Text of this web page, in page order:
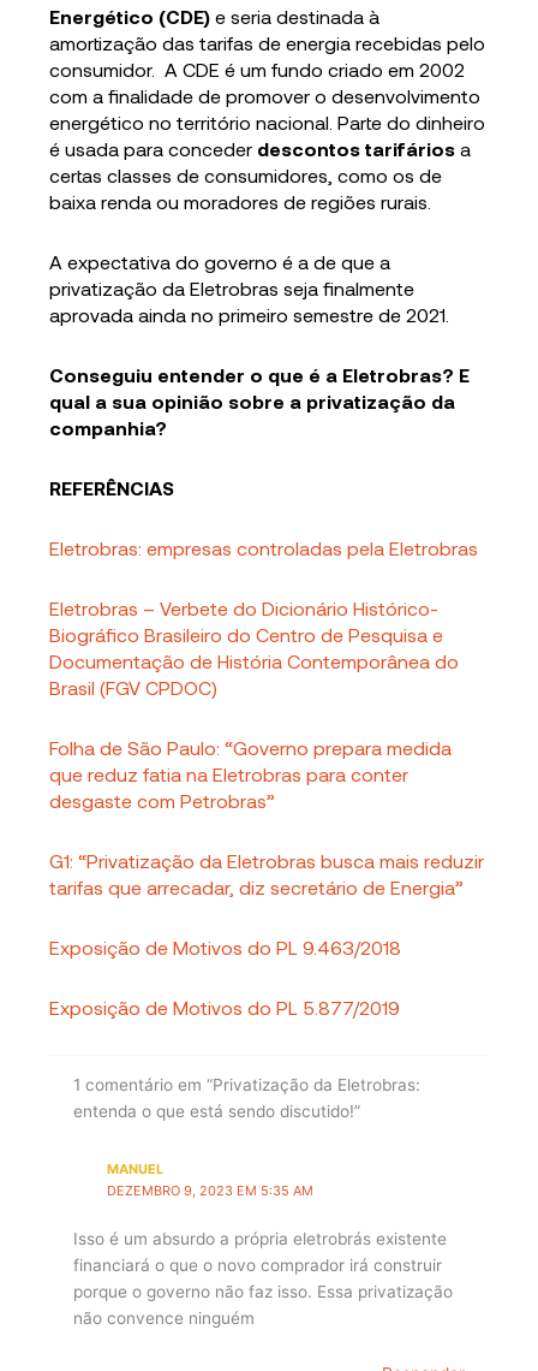
Energético (CDE) e seria destinada à
amortização das tarifas de energia recebidas pelo
consumidor. A CDE é um fundo criado em 2002
com a finalidade de promover o desenvolvimento
energético no território nacional. Parte do dinheiro
é usada para conceder descontos tarifários a
certas classes de consumidores, como os de
baixa renda ou moradores de regiões rurais.
A expectativa do governo é a de que a
privatização da Eletrobras seja finalmente
aprovada ainda no primeiro semestre de 2021.
Conseguiu entender o que é a Eletrobras? E
qual a sua opinião sobre a privatização da
companhia?
REFERÊNCIAS
Eletrobras: empresas controladas pela Eletrobras
Eletrobras – Verbete do Dicionário Histórico-
Biográfico Brasileiro do Centro de Pesquisa e
Documentação de História Contemporânea do
Brasil (FGV CPDOC)
Folha de São Paulo: “Governo prepara medida
que reduz fatia na Eletrobras para conter
desgaste com Petrobras”
G1: “Privatização da Eletrobras busca mais reduzir
tarifas que arrecadar, diz secretário de Energia”
Exposição de Motivos do PL 9.463/2018
Exposição de Motivos do PL 5.877/2019
1 comentário em “Privatização da Eletrobras:
entenda o que está sendo discutido!”
MANUEL
DEZEMBRO 9, 2023 EM 5:35 AM
Isso é um absurdo a própria eletrobrás existente
financiará o que o novo comprador irá construir
porque o governo não faz isso. Essa privatização
não convence ninguém